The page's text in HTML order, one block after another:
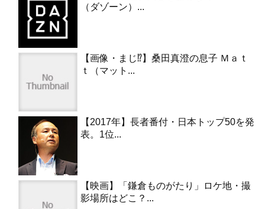
（ダゾーン）...
【画像・まじ⁉︎】桑田真澄の息子 Ｍａｔ
ｔ（マット...
【2017年】長者番付・日本トップ50を発
表。1位...
【映画】「鎌倉ものがたり」ロケ地・撮
影場所はどこ？...